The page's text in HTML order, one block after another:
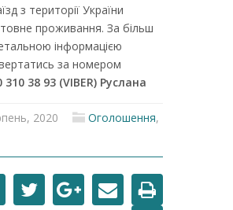
з території України
проживання. За більш
інформацією
за номером
310 38 93 (VIBER) Руслана
2020 Оголошення,